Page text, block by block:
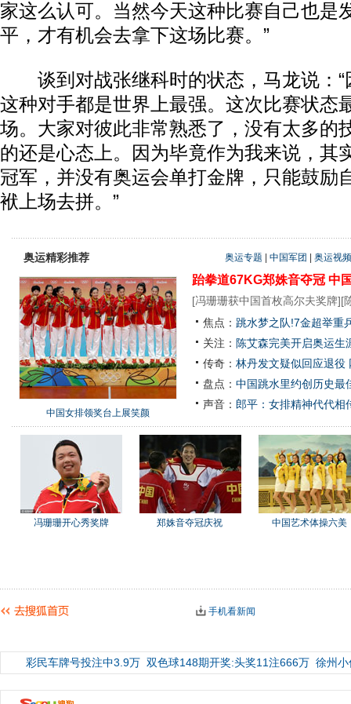
家这么认可。当然今天这种比赛自己也是
平，才有机会去拿下这场比赛。”
谈到对战张继科时的状态，马龙说：“
这种对手都是世界上最强。这次比赛状态
场。大家对彼此非常熟悉了，没有太多的
的还是心态上。因为毕竟作为我来说，其
冠军，并没有奥运会单打金牌，只能鼓励
袱上场去拼。”
奥运精彩推荐 奥运专题 中国军团 奥运视频
中国女排领奖台上展笑颜
跆拳道67KG郑姝音夺冠 中
[冯珊珊获中国首枚高尔夫奖牌][
焦点： 跳水梦之队!7金超举重
关注： 陈艾森完美开启奥运
传奇： 林丹发文疑似回应退役
盘点： 中国跳水里约创历史最
声音： 郎平：女排精神代代相
冯珊珊开心秀奖牌 郑姝音夺冠庆祝 中国艺术体操六美
手机看新闻
彩民车牌号投注中3.9万 双色球148期开奖:头奖11注666万 徐州